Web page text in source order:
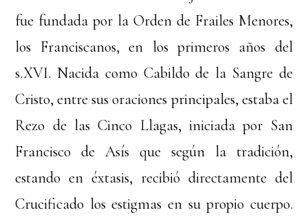
fue fundada por la Orden de Frailes Menores,
los Franciscanos, en los primeros años del
s.XVI. Nacida como Cabildo de la Sangre de
Cristo, entre sus oraciones principales, estaba el
Rezo de las Cinco Llagas, iniciada por San
Francisco de Asís que según la tradición,
estando en éxtasis, recibió directamente del
Crucificado los estigmas en su propio cuerpo.